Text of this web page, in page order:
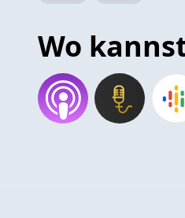
Wo